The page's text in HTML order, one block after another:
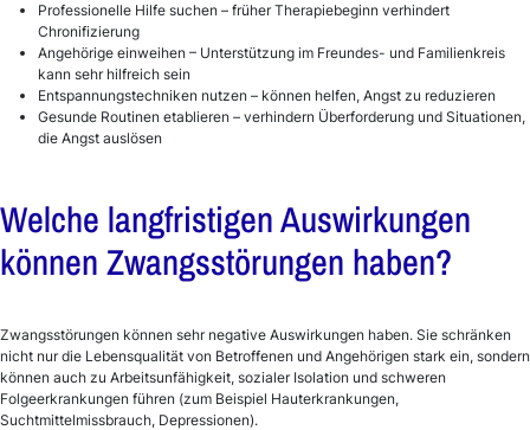
Professionelle Hilfe suchen – früher Therapiebeginn verhindert
Chronifizierung
Angehörige einweihen – Unterstützung im Freundes- und Familienkreis
kann sehr hilfreich sein
Entspannungstechniken nutzen – können helfen, Angst zu reduzieren
Gesunde Routinen etablieren – verhindern Überforderung und Situationen,
die Angst auslösen
Welche langfristigen Auswirkungen
können Zwangsstörungen haben?
Zwangsstörungen können sehr negative Auswirkungen haben. Sie schränken
nicht nur die Lebensqualität von Betroffenen und Angehörigen stark ein, sondern
können auch zu Arbeitsunfähigkeit, sozialer Isolation und schweren
Folgeerkrankungen führen (zum Beispiel Hauterkrankungen,
Suchtmittelmissbrauch, Depressionen).